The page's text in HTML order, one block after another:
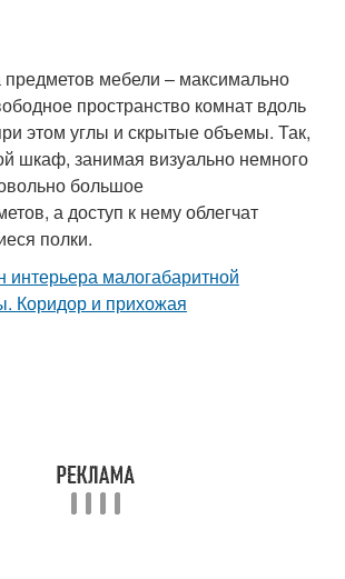
мебели – максимально
пространство комнат вдоль
этом углы и скрытые объемы. Так,
шкаф, занимая визуально немного
большое
а доступ к нему облегчат
полки.